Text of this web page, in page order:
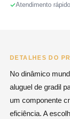
Atendimento
DETALHES DO
No dinâmico
aluguel de gradil
um componente
eficiência. A